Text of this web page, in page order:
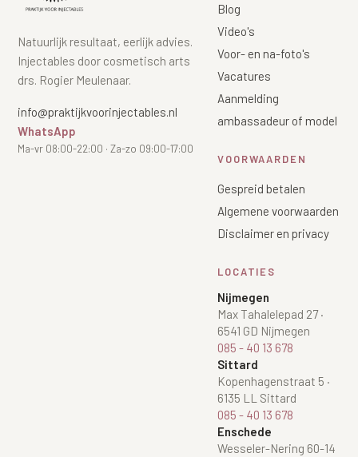
Natuurlijk resultaat, eerlijk advies.
Injectables door cosmetisch arts
drs. Rogier Meulenaar.
info@praktijkvoorinjectables.nl
WhatsApp
Ma-vr 08:00-22:00 · Za-zo 09:00-17:00
Blog
Video's
Voor- en na-foto's
Vacatures
Aanmelding
ambassadeur of model
VOORWAARDEN
Gespreid betalen
Algemene voorwaarden
Disclaimer en privacy
LOCATIES
Nijmegen
Max Tahalelepad 27·
6541 GD Nijmegen
085 - 40 13 678
Sittard
Kopenhagenstraat 5 ·
6135 LL Sittard
085 - 40 13 678
Enschede
Wesseler-Nering 60-14